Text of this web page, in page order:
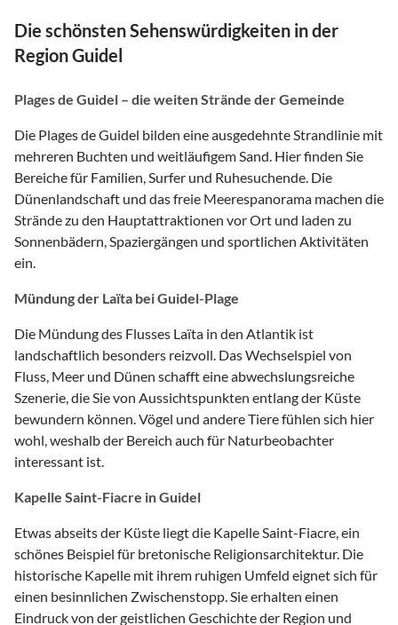
Die schönsten Sehenswürdigkeiten in der
Region Guidel
Plages de Guidel – die weiten Strände der Gemeinde
Die Plages de Guidel bilden eine ausgedehnte Strandlinie mit
mehreren Buchten und weitläufigem Sand. Hier finden Sie
Bereiche für Familien, Surfer und Ruhesuchende. Die
Dünenlandschaft und das freie Meerespanorama machen die
Strände zu den Hauptattraktionen vor Ort und laden zu
Sonnenbädern, Spaziergängen und sportlichen Aktivitäten
ein.
Mündung der Laïta bei Guidel-Plage
Die Mündung des Flusses Laïta in den Atlantik ist
landschaftlich besonders reizvoll. Das Wechselspiel von
Fluss, Meer und Dünen schafft eine abwechslungsreiche
Szenerie, die Sie von Aussichtspunkten entlang der Küste
bewundern können. Vögel und andere Tiere fühlen sich hier
wohl, weshalb der Bereich auch für Naturbeobachter
interessant ist.
Kapelle Saint-Fiacre in Guidel
Etwas abseits der Küste liegt die Kapelle Saint-Fiacre, ein
schönes Beispiel für bretonische Religionsarchitektur. Die
historische Kapelle mit ihrem ruhigen Umfeld eignet sich für
einen besinnlichen Zwischenstopp. Sie erhalten einen
Eindruck von der geistlichen Geschichte der Region und